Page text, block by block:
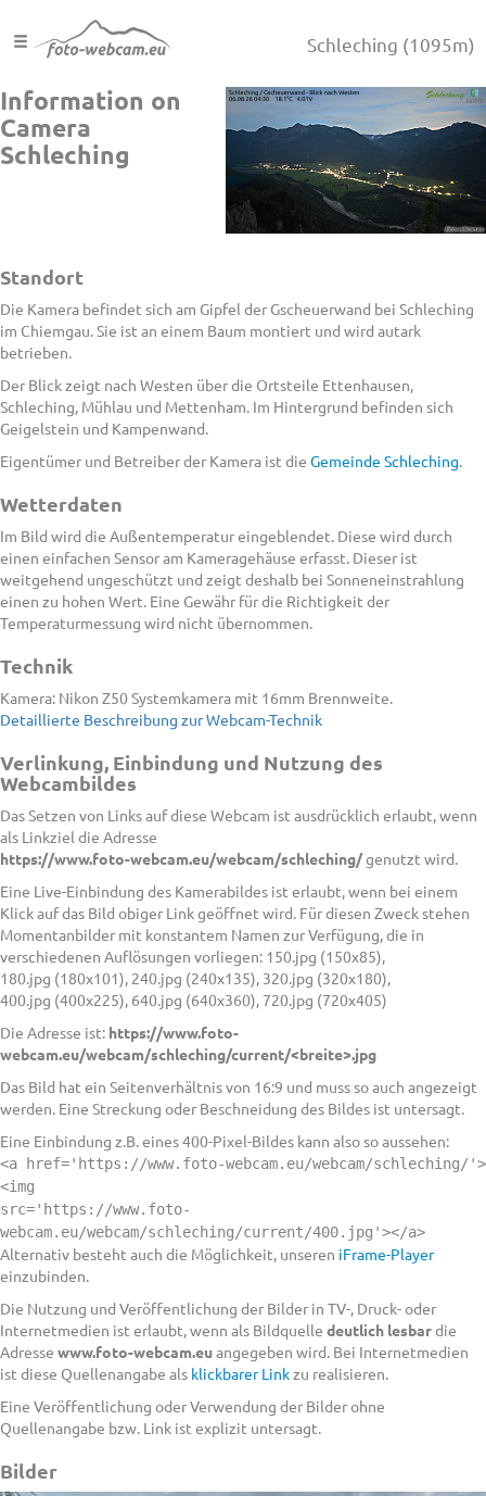
Schleching (1095m)
Information on
Camera
Schleching
Standort
Die Kamera befindet sich am Gipfel der Gscheuerwand bei Schleching
im Chiemgau. Sie ist an einem Baum montiert und wird autark
betrieben.
Der Blick zeigt nach Westen über die Ortsteile Ettenhausen,
Schleching, Mühlau und Mettenham. Im Hintergrund befinden sich
Geigelstein und Kampenwand.
Eigentümer und Betreiber der Kamera ist die Gemeinde Schleching.
Wetterdaten
Im Bild wird die Außentemperatur eingeblendet. Diese wird durch
einen einfachen Sensor am Kameragehäuse erfasst. Dieser ist
weitgehend ungeschützt und zeigt deshalb bei Sonneneinstrahlung
einen zu hohen Wert. Eine Gewähr für die Richtigkeit der
Temperaturmessung wird nicht übernommen.
Technik
Kamera: Nikon Z50 Systemkamera mit 16mm Brennweite.
Detaillierte Beschreibung zur Webcam-Technik
Verlinkung, Einbindung und Nutzung des
Webcambildes
Das Setzen von Links auf diese Webcam ist ausdrücklich erlaubt, wenn
als Linkziel die Adresse
https://www.foto-webcam.eu/webcam/schleching/genutzt wird.
Eine Live-Einbindung des Kamerabildes ist erlaubt, wenn bei einem
Klick auf das Bild obiger Link geöffnet wird. Für diesen Zweck stehen
Momentanbilder mit konstantem Namen zur Verfügung, die in
verschiedenen Auflösungen vorliegen: 150.jpg (150x85),
180.jpg (180x101), 240.jpg (240x135), 320.jpg (320x180),
400.jpg (400x225), 640.jpg (640x360), 720.jpg (720x405)
Die Adresse ist: https://www.foto-
webcam.eu/webcam/schleching/current/<breite>.jpg
Das Bild hat ein Seitenverhältnis von 16:9 und muss so auch angezeigt
werden. Eine Streckung oder Beschneidung des Bildes ist untersagt.
Eine Einbindung z.B. eines 400-Pixel-Bildes kann also so aussehen:
<a href='https://www.foto-webcam.eu/webcam/schleching/'>
<img
src='https://www.foto-
webcam.eu/webcam/schleching/current/400.jpg'></a>
Alternativ besteht auch die Möglichkeit, unseren iFrame-Player
einzubinden.
Die Nutzung und Veröffentlichung der Bilder in TV-, Druck- oder
Internetmedien ist erlaubt, wenn als Bildquelle deutlich lesbardie
Adresse www.foto-webcam.euangegeben wird. Bei Internetmedien
ist diese Quellenangabe als klickbarer Linkzu realisieren.
Eine Veröffentlichung oder Verwendung der Bilder ohne
Quellenangabe bzw. Link ist explizit untersagt.
Bilder